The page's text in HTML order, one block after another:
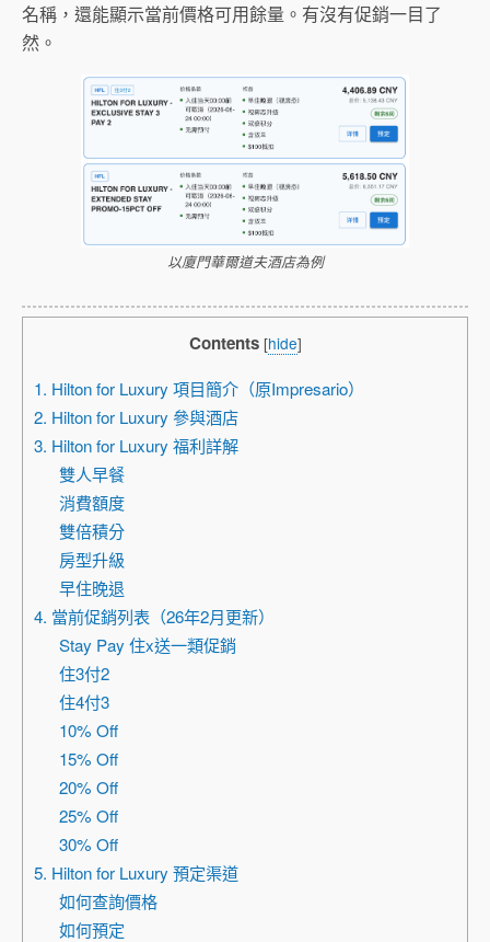
名稱，還能顯示當前價格可用餘量。有沒有促銷一目了
然。
以廈門華爾道夫酒店為例
Contents [hide]
1. Hilton for Luxury 項目簡介（原Impresario）
2. Hilton for Luxury 參與酒店
3. Hilton for Luxury 福利詳解
雙人早餐
消費額度
雙倍積分
房型升級
早住晚退
4. 當前促銷列表（26年2月更新）
Stay Pay 住x送一類促銷
住3付2
住4付3
10% Off
15% Off
20% Off
25% Off
30% Off
5. Hilton for Luxury 預定渠道
如何查詢價格
如何預定